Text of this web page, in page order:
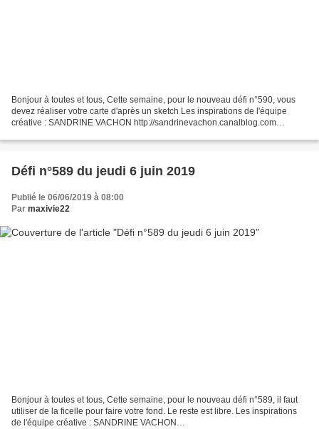
Bonjour à toutes et tous, Cette semaine, pour le nouveau défi n°590, vous
devez réaliser votre carte d'après un sketch Les inspirations de l'équipe
créative : SANDRINE VACHON http://sandrinevachon.canalblog.com
Défi n°589 du jeudi 6 juin 2019
Publié le 06/06/2019 à 08:00
Par maxivie22
Bonjour à toutes et tous, Cette semaine, pour le nouveau défi n°589, il faut
utiliser de la ficelle pour faire votre fond. Le reste est libre. Les inspirations
de l'équipe créative : SANDRINE VACHON